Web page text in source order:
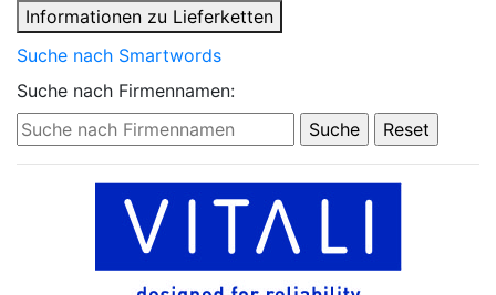
Informationen zu Lieferketten
Suche nach Smartwords
Suche nach Firmennamen: